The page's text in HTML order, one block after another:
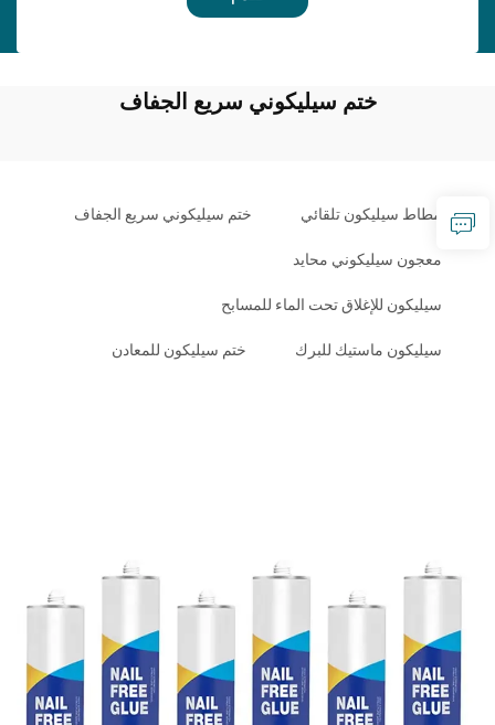
ختم سيليكوني سريع الجفاف
مطاط سيليكون تلقائي ختم سيليكوني سريع الجفاف
معجون سيليكوني محايد
سيليكون للإغلاق تحت الماء للمسابح
سيليكون ماستيك للبرك ختم سيليكون للمعادن